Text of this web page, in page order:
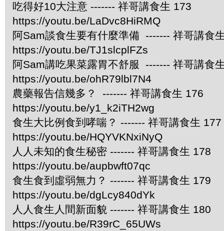
吃得好10大注意 ------- 祥哥講食生 173
https://youtu.be/LaDvc8HiRMQ
阿Sam談食生要有什麼準備 ------- 祥哥講食
https://youtu.be/TJ1slcplFZs
阿Sam講吃果菜露胃不舒服 ------- 祥哥講食
https://youtu.be/ohR79lbl7N4
農藥報告信幾多？ ------- 祥哥講食生 176
https://youtu.be/y1_k2iTH2wg
食生大比例食到哮喘？ ------- 祥哥講食生 177
https://youtu.be/HQYVKNxiNyQ
人人未知的食生秘密 ------- 祥哥講食生 178
https://youtu.be/aupbwft07qc
食生食到虛弱無力？ ------- 祥哥講食生 179
https://youtu.be/dgLcy840dYk
人人食生人間新面貌 ------- 祥哥講食生 180
https://youtu.be/R39rC_65UWs